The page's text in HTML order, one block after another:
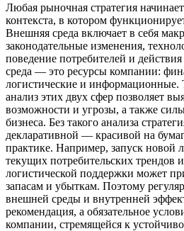
Любая рыночная стратегия
контекста, в котором
Внешняя среда включает в себя
законодательные изменения,
поведение потребителей и
среда — это ресурсы компании:
логистические и информационные.
анализ этих двух сфер позволяет
возможности и угрозы, а также
бизнеса. Без такого анализа
декларативной — красивой на
практике. Например, запуск новой
текущих потребительских трендов
логистической поддержки может
запасам и убыткам. Поэтому
внешней среды и внутренней
рекомендация, а обязательное
компании, стремящейся к